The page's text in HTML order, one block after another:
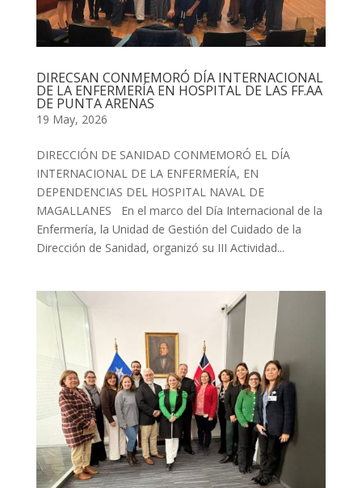
DIRECSAN CONMEMORÓ DÍA INTERNACIONAL
DE LA ENFERMERÍA EN HOSPITAL DE LAS FF.AA
DE PUNTA ARENAS
19 May, 2026
DIRECCIÓN DE SANIDAD CONMEMORÓ EL DÍA
INTERNACIONAL DE LA ENFERMERÍA, EN
DEPENDENCIAS DEL HOSPITAL NAVAL DE
MAGALLANES En el marco del Día Internacional de la
Enfermería, la Unidad de Gestión del Cuidado de la
Dirección de Sanidad, organizó su III Actividad...